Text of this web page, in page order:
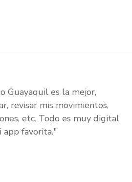
Guayaquil es la mejor,
revisar mis movimientos,
etc. Todo es muy digital
app favorita."